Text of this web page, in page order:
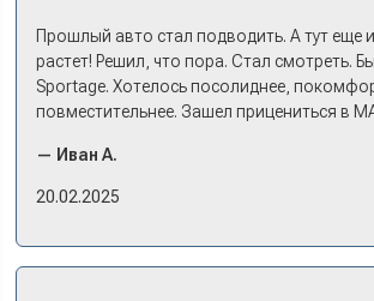
Прошлый авто стал подводить. А тут еще
растет! Решил, что пора. Стал смотреть.
Sportage. Хотелось посолиднее,
повместительнее. Зашел прицениться в
и прям мое! Даже не скажешь, что
вылезая из него и порешали. Спортэйдж в
— Иван А.
20.02.2025